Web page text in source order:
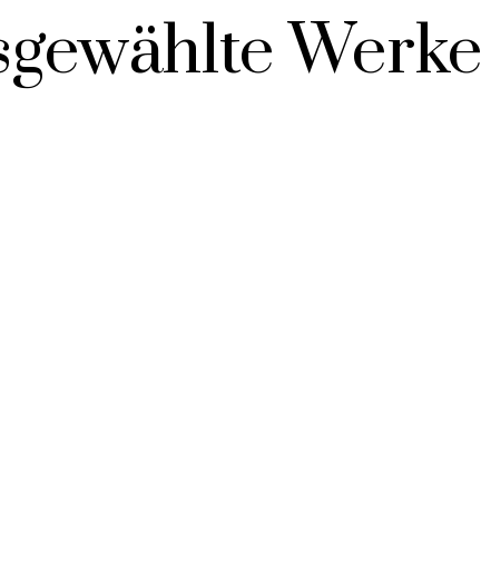
Werke